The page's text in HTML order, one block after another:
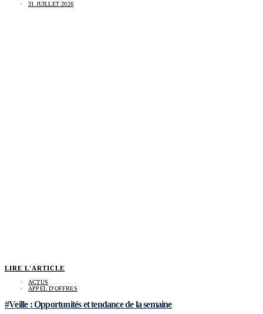
31 JUILLET 2026
LIRE L'ARTICLE
ACTUS
APPEL D'OFFRES
#Veille : Opportunités et tendance de la semaine